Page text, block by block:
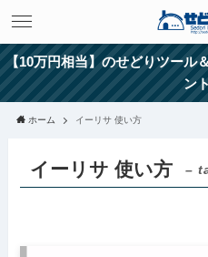
【10万円相当】のせどりツール
ン
ホーム イーリサ 使い方
イーリサ 使い方 –